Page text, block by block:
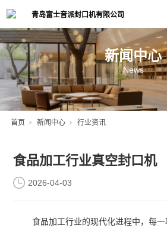
新闻中心
News
首页 新闻中心 行业资讯
食品加工行业真空封口机
2026-04-03
食品加工行业的现代化进程中，每